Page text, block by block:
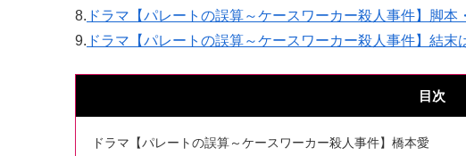
8. ドラマ【パレートの誤算～ケースワーカー殺人事件】脚本
9. ドラマ【パレートの誤算～ケースワーカー殺人事件】結末
目次
ドラマ【パレートの誤算～ケースワーカー殺人事件】橋本愛